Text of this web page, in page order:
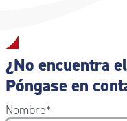
¿No encuentra
Póngase en
Nombre*